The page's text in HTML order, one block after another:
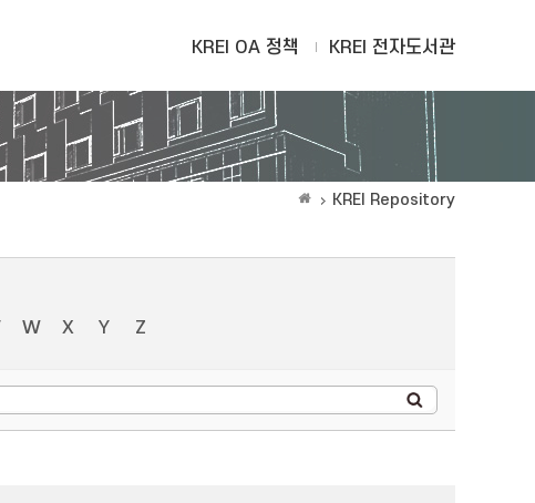
KREI OA 정책 KREI 전자도서관
KREI Repository
W X Y Z